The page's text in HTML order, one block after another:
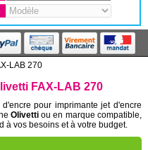
LAB 270
FAX-LAB 270
pour imprimante jet d'encre
Olivettiou en marque compatible,
à vos besoins et à votre budget.